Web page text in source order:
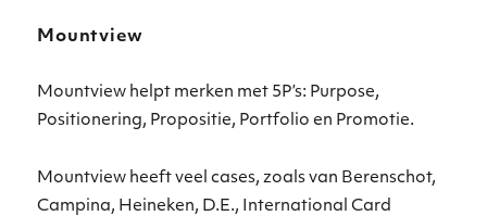
Mountview
Mountview helpt merken met 5P’s: Purpose,
Positionering, Propositie, Portfolio en Promotie.
Mountview heeft veel cases, zoals van Berenschot,
Campina, Heineken, D.E., International Card